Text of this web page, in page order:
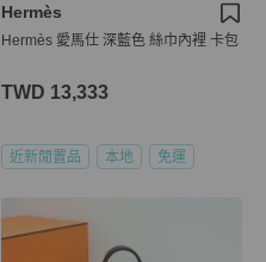
Hermès
Hermès 愛馬仕 深藍色 絲巾內裡 卡包
TWD 13,333
近新閒置品 本地 免運